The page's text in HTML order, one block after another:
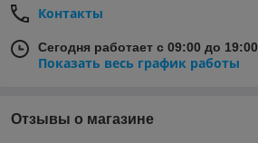
Контакты
Сегодня работает с 09:00 до 19:00
Показать весь график работы
Отзывы о магазине